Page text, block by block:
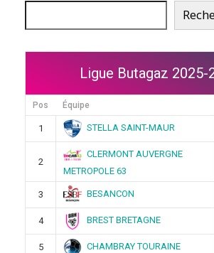
Ligue Butagaz 2025-
Pos Équipe
1 STELLA SAINT-MAUR
2
CLERMONT AUVERGNE
METROPOLE 63
3 BESANCON
4 BREST BRETAGNE
5 CHAMBRAY TOURAINE